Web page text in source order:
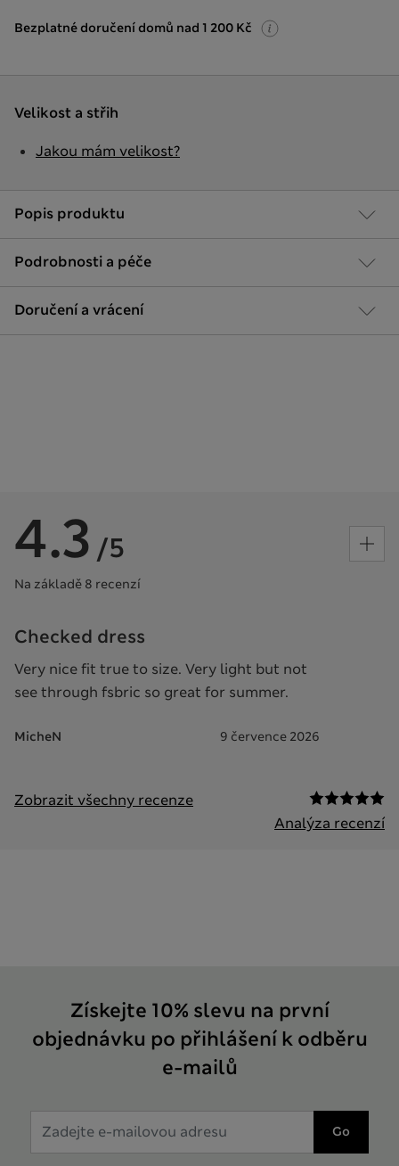
Bezplatné doručení domů nad 1 200 Kč
Popis produktu
Podrobnosti a péče
Doručení a vrácení
Velikost a střih
Jakou mám velikost?
4.3 /5
Na základě 8 recenzí
Checked dress
Very nice fit true to size. Very light but not
see through fsbric so great for summer.
MicheN 9 července 2026
Zobrazit všechny recenze
Analýza recenzí
Získejte 10% slevu na první
objednávku po přihlášení k odběru
e-mailů
Go